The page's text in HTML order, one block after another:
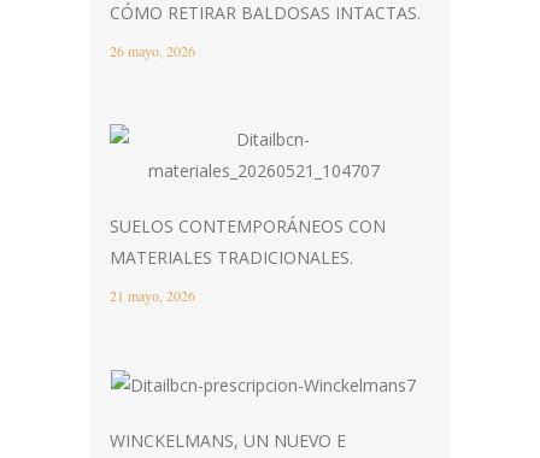
CÓMO RETIRAR BALDOSAS INTACTAS.
26 mayo, 2026
SUELOS CONTEMPORÁNEOS CON
MATERIALES TRADICIONALES.
21 mayo, 2026
WINCKELMANS, UN NUEVO E